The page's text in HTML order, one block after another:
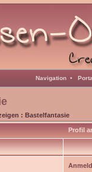
Navigation •
: Bastelfantasie
Profil